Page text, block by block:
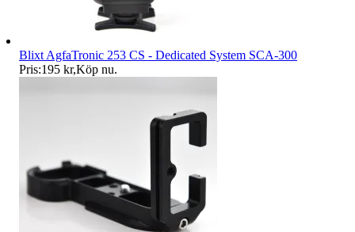
Blixt AgfaTronic 253 CS - Dedicated System SCA-300
Pris:195 kr,Köp nu.